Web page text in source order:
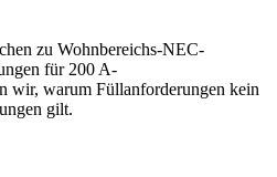
zu Wohnbereichs-NEC-
für 200 A-
wir, warum Füllanforderungen kein
gilt.